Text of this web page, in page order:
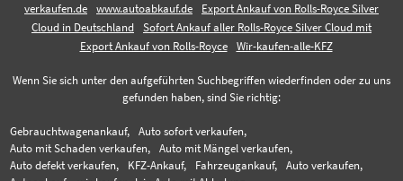
verkaufen.de
www.autoabkauf.de
Export Ankauf von Rolls-Royce Silver
Cloud in Deutschland
Sofort Ankauf aller Rolls-Royce Silver Cloud mit
Export Ankauf von Rolls-Royce
Wir-kaufen-alle-KFZ
Wenn Sie sich unter den aufgeführten Suchbegriffen wiederfinden oder zu uns
gefunden haben, sind Sie richtig:
Gebrauchtwagenankauf,
Auto sofort verkaufen,
Auto mit Schaden verkaufen,
Auto mit Mängel verkaufen,
Auto defekt verkaufen,
KFZ-Ankauf, Fahrzeugankauf,
Auto verkaufen,